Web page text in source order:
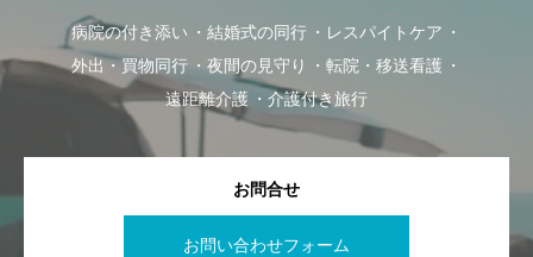
病院の付き添い 結婚式の同行
レスパイトケア
外出・買物同行
夜間の見守り
転院・移送看護
遠距離介護
介護付き旅行
お問合せ
お問い合わせフォーム